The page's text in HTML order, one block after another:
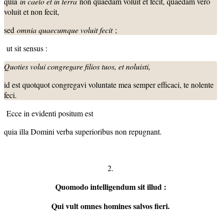
voluit et non fecit,
sed omnia quaecumque voluit fecit;
ut sit sensus :
Quoties volui congregare filios tuos, et noluisti,
id est quotquot congregavi voluntate mea semper efficaci, te nolente
feci.
Ecce in evidenti positum est
quia illa Domini verba superioribus non repugnant.
2.
Quomodo intelligendum sit illud :
Qui vult omnes hominessalvosfieri.